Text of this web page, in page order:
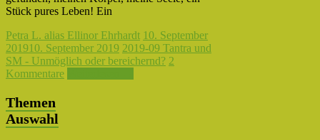
Stück pures Leben! Ein
Petra L. alias Ellinor Ehrhardt 10. September
201910. September 2019 2019-09 Tantra und
SM - Unmöglich oder bereichernd? 2
Kommentare
Themen
Auswahl